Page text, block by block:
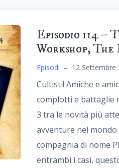
Episodio 114 –
Workshop, The
Episodi – 12 Settembre
Cultisti! Amiche e
complotti e battaglie
3 tra le novità più
avventure nel
compagnia di nome
entrambi i casi,